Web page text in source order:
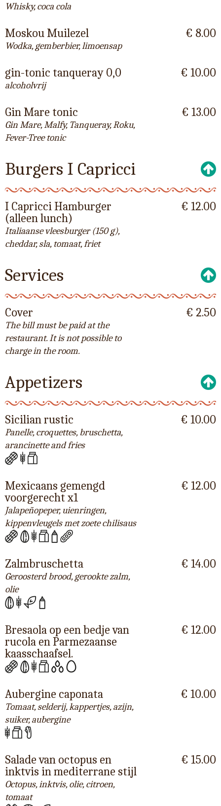
Whisky, coca cola
Moskou Muilezel
Wodka, gemberbier, limoensap
€ 8.00
gin-tonic tanqueray 0,0
alcoholvrij
€ 10.00
Gin Mare tonic
Gin Mare, Malfy, Tanqueray, Roku,
Fever-Tree tonic
€ 13.00
Burgers I Capricci
I Capricci Hamburger
(alleen lunch)
Italiaanse vleesburger (150 g),
cheddar, sla, tomaat, friet
€ 12.00
Services
Cover
The bill must be paid at the
restaurant. It is not possible to
charge in the room.
€ 2.50
Appetizers
Sicilian rustic
Panelle, croquettes, bruschetta,
arancinette and fries
€ 10.00
Mexicaans gemengd
voorgerecht x1
Jalapeñopeper, uienringen,
kippenvleugels met zoete chilisaus
€ 12.00
Zalmbruschetta
Geroosterd brood, gerookte zalm,
olie
€ 14.00
Bresaola op een bedje van
rucola en Parmezaanse
kaasschaafsel.
€ 12.00
Aubergine caponata
Tomaat, selderij, kappertjes, azijn,
suiker, aubergine
€ 10.00
Salade van octopus en
inktvis in mediterrane stijl
Octopus, inktvis, olie, citroen,
tomaat
€ 15.00